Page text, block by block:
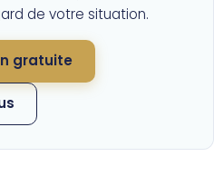
de votre situation.
gratuite